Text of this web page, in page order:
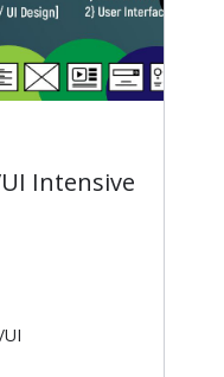
Intensive
UI